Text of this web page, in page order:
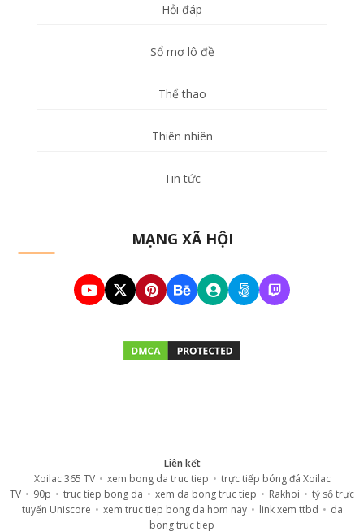
Hỏi đáp
Sổ mơ lô đề
Thể thao
Thiên nhiên
Tin tức
MẠNG XÃ HỘI
Liên kết
Xoilac 365 TV • xem bong da truc tiep • trực tiếp bóng đá Xoilac
TV • 90p • truc tiep bong da • xem da bong truc tiep • Rakhoi • tỷ số trực
tuyến Uniscore • xem truc tiep bong da hom nay • link xem ttbd • da
bong truc tiep